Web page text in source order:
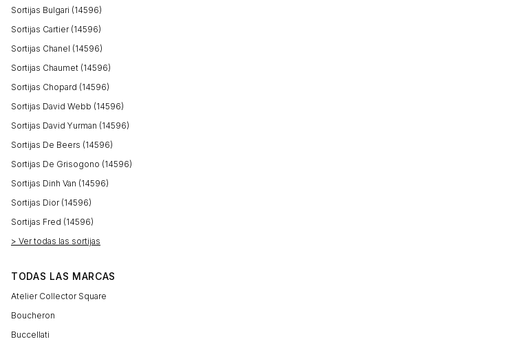
Sortijas Bulgari (14596)
Sortijas Cartier (14596)
Sortijas Chanel (14596)
Sortijas Chaumet (14596)
Sortijas Chopard (14596)
Sortijas David Webb (14596)
Sortijas David Yurman (14596)
Sortijas De Beers (14596)
Sortijas De Grisogono (14596)
Sortijas Dinh Van (14596)
Sortijas Dior (14596)
Sortijas Fred (14596)
> Ver todas las sortijas
TODAS LAS MARCAS
Atelier Collector Square
Boucheron
Buccellati